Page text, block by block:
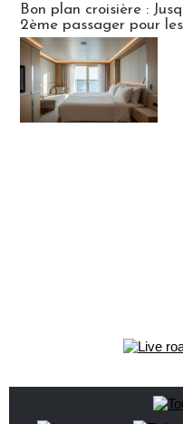
Bon plan croisière :
2ème passager pour